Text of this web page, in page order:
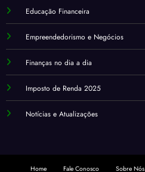
Educação Financeira
Empreendedorismo e Negócios
Finanças no dia a dia
Imposto de Renda 2025
Notícias e Atualizações
Home Fale Conosco Sobre Nós